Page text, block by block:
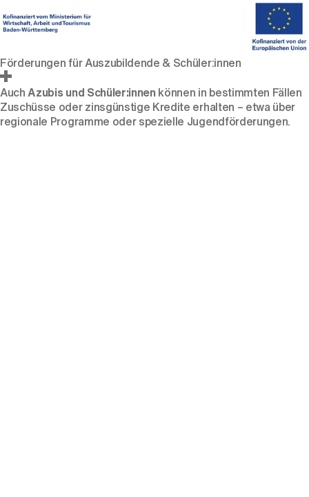
Förderungen für Auszubildende & Schüler:innen
AuchAzubis und Schüler:innenkönnen in bestimmten Fällen
Zuschüsse oder zinsgünstige Kredite erhalten – etwa über
regionale Programme oder spezielle Jugendförderungen.